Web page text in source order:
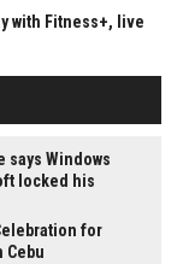
with Fitness+, live
says Windows
locked his
for
Cebu